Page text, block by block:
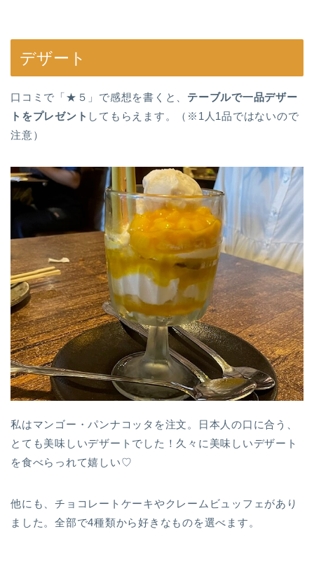
デザート
口コミで「★５」で感想を書くと、 テーブルで一品デザー
トをプレゼント してもらえます。（※1人1品ではないので
注意）
私はマンゴー・パンナコッタを注文。日本人の口に合う、
とても美味しいデザートでした！久々に美味しいデザート
を食べらっれて嬉しい♡
他にも、チョコレートケーキやクレームビュッフェがあり
ました。全部で4種類から好きなものを選べます。